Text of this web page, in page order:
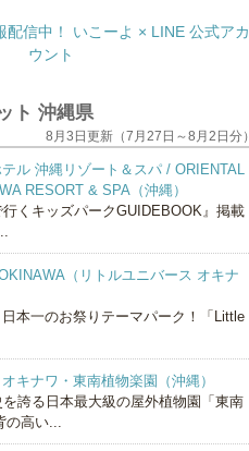
ト 沖縄県
8月3日更新（7月27日～8月2日分）
ル 沖縄リゾート＆スパ / ORIENTAL
RESORT & SPA（沖縄）
くキッズパークGUIDEBOOK』掲載
（リトルユニバース オキナ
本一のお祭りテーマパーク！「Little
キナワ・東南植物楽園（沖縄）
誇る日本最大級の屋外植物園「東南
の高い...